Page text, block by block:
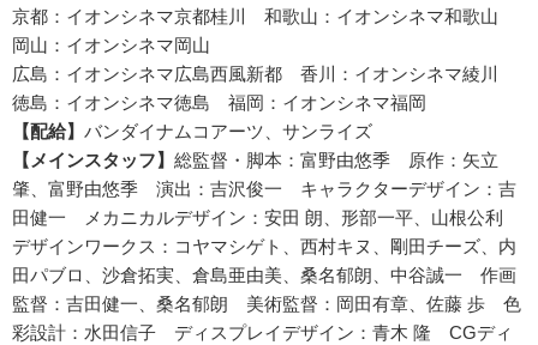
京都：イオンシネマ京都桂川 和歌山：イオンシネマ和歌山
岡山：イオンシネマ岡山
広島：イオンシネマ広島西風新都 香川：イオンシネマ綾川
徳島：イオンシネマ徳島 福岡：イオンシネマ福岡
【配給】 バンダイナムコアーツ、サンライズ
【メインスタッフ】 総監督・脚本：富野由悠季 原作：矢立
肇、富野由悠季 演出：吉沢俊一 キャラクターデザイン：吉
田健一 メカニカルデザイン：安田 朗、形部一平、山根公利
デザインワークス：コヤマシゲト、西村キヌ、剛田チーズ、内
田パブロ、沙倉拓実、倉島亜由美、桑名郁朗、中谷誠一 作画
監督：吉田健一、桑名郁朗 美術監督：岡田有章、佐藤 歩 色
彩設計：水田信子 ディスプレイデザイン：青木 隆 CGディ